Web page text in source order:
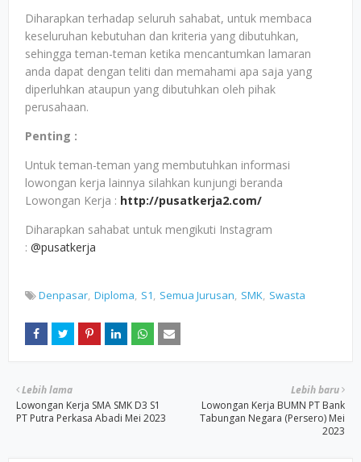
Diharapkan terhadap seluruh sahabat, untuk membaca
keseluruhan kebutuhan dan kriteria yang dibutuhkan,
sehingga teman-teman ketika mencantumkan lamaran
anda dapat dengan teliti dan memahami apa saja yang
diperluhkan ataupun yang dibutuhkan oleh pihak
perusahaan.
Penting :
Untuk teman-teman yang membutuhkan informasi
lowongan kerja lainnya silahkan kunjungi beranda
Lowongan Kerja : http://pusatkerja2.com/
Diharapkan sahabat untuk mengikuti Instagram
: @pusatkerja
Denpasar Diploma S1 Semua Jurusan SMK Swasta
Lebih baru
Lowongan Kerja BUMN PT Bank
Tabungan Negara (Persero) Mei
2023
Lebih lama
Lowongan Kerja SMA SMK D3 S1
PT Putra Perkasa Abadi Mei 2023